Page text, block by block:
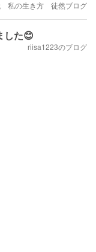
私の生き方 徒然ブログ
した😊
riisa1223のブログ